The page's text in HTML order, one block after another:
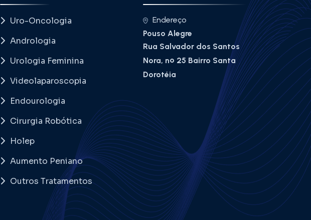
Uro-Oncologia
Andrologia
Urologia Feminina
Videolaparoscopia
Endourologia
Cirurgia Robótica
Holep
Aumento Peniano
Outros Tratamentos
Endereço
Pouso Alegre
Rua Salvador dos Santos
Nora, nº 25 Bairro Santa
Dorotéia